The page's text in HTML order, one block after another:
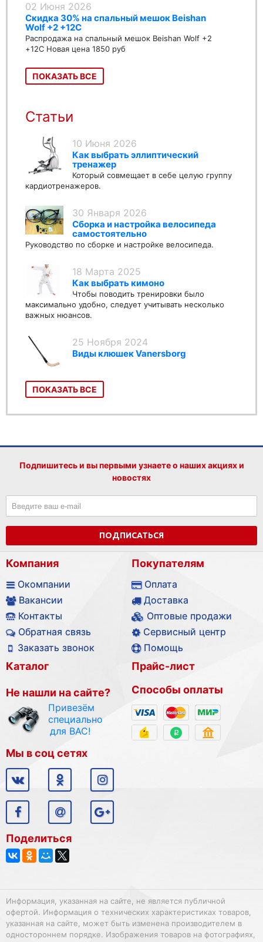
02 Июня 2026
Скидка 30% на спальный мешок Beishan
Wolf +2 +12C
Распродажа на спальный мешок Beishan Wolf +2
+12C Новая цена 1850 руб
ПОКАЗАТЬ ВСЕ
Статьи
10 Июня 2026
Как выбрать эллиптический
тренажер
Который совмещает в себе целую группу
кардиотренажеров.
30 Января 2026
Сборка и настройка велосипеда
самостоятельно
Руководство по сборке и настройке велосипеда.
18 Марта 2025
Как выбрать кимоно
Чтобы поводить тренировки было
максимально удобно, следует учитывать несколько
важных нюансов.
25 Ноября 2024
Виды клюшек Vanersborg
ПОКАЗАТЬ ВСЕ
Подпишитесь и вы первыми узнаете о наших акциях и
новостях
ПОДПИСАТЬСЯ
Компания
Окомпании
Вакансии
Контакты
Обратная связь
Заказать звонок
Покупателям
Оплата
Доставка
Оптовые продажи
Сервисный центр
Помощь
Каталог
Не нашли на сайте?
Привезём
специально
для ВАС!
Прайс-лист
Способы оплаты
Мы в соц сетях
Поделиться
Информация, указанная на сайте, не является публичной
офертой. Информация о технических характеристиках товаров,
указанная на сайте, может быть изменена производителем в
одностороннем порядке. Изображения товаров на фотографиях,